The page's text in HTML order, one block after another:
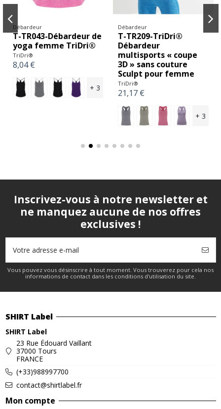
Débardeur
T-TR043-Débardeur de
yoga femme TriDri®
TriDri®
8,04 €
+ 3
Débardeur
T-TR209-TriDri®
Débardeur
multisports « coupe
3D » sans couture
Sculpt pour femme
TriDri®
21,17 €
+ 3
Inscrivez-vous à notre newsletter et
ne manquez aucune de nos offres
exclusives !
Vous pouvez vous désinscrire à tout moment. Vous trouverez pour cela nos
informations de contact dans les conditions d'utilisation du site.
SHIRT Label
SHIRT Label
23 Rue Édouard Vaillant
37000 Tours
FRANCE
(+33)988997700
contact@shirtlabel.fr
Mon compte